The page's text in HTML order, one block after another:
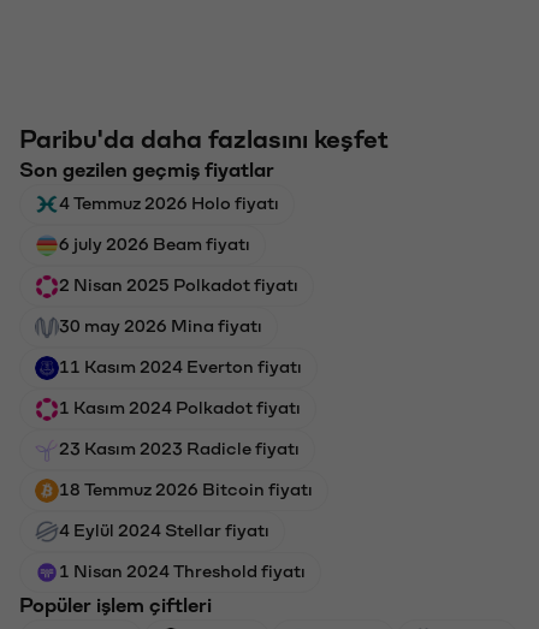
Paribu'da daha fazlasını keşfet
Son gezilen geçmiş fiyatlar
4 Temmuz 2026 Holo fiyatı
6 july 2026 Beam fiyatı
2 Nisan 2025 Polkadot fiyatı
30 may 2026 Mina fiyatı
11 Kasım 2024 Everton fiyatı
1 Kasım 2024 Polkadot fiyatı
23 Kasım 2023 Radicle fiyatı
18 Temmuz 2026 Bitcoin fiyatı
4 Eylül 2024 Stellar fiyatı
1 Nisan 2024 Threshold fiyatı
Popüler işlem çiftleri